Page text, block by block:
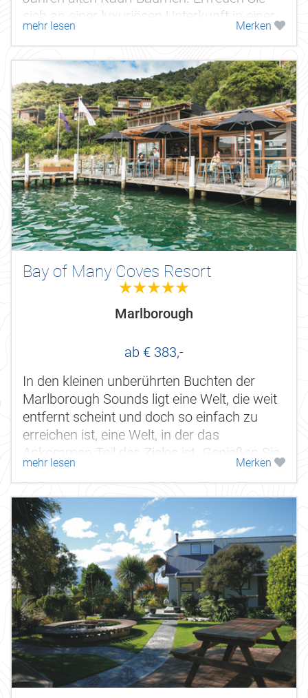
sich an einer luxuriösen Unterkunft in einer
ursprünglichen Umgebung.
mehr lesen Merken
Bay of Many Coves Resort
5.0
Marlborough
ab € 383,-
In den kleinen unberührten Buchten der
Marlborough Sounds ligt eine Welt, die weit
entfernt scheint und doch so einfach zu
erreichen ist, eine Welt, in der das
Ankommen Teil des Zieles ist. Genießen Sie
die kurze Reise durch eine der...
mehr lesen Merken